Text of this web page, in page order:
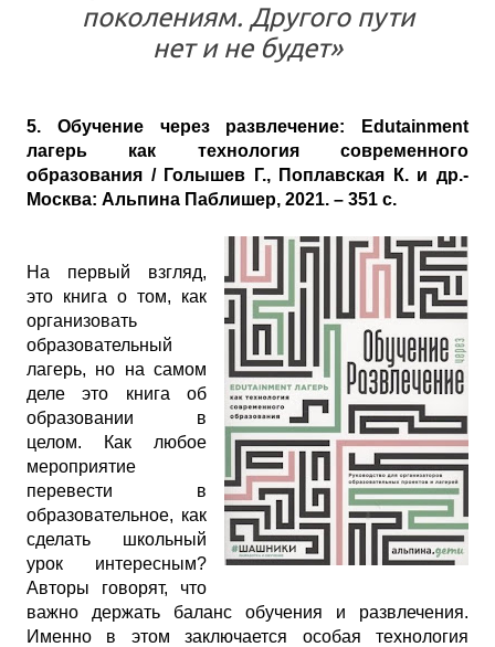
поколениям. Другого пути
нет и не будет»
5. Обучение через развлечение: Edutainment
лагерь как технология современного
образования / Голышев Г., Поплавская К. и др.-
Москва: Альпина Паблишер, 2021. – 351 с.
На первый взгляд,
это книга о том, как
организовать
образовательный
лагерь, но на самом
деле это книга об
образовании в
целом. Как любое
мероприятие
перевести в
образовательное, как
сделать школьный
урок интересным?
Авторы говорят, что
важно держать баланс обучения и развлечения.
Именно в этом заключается особая технология